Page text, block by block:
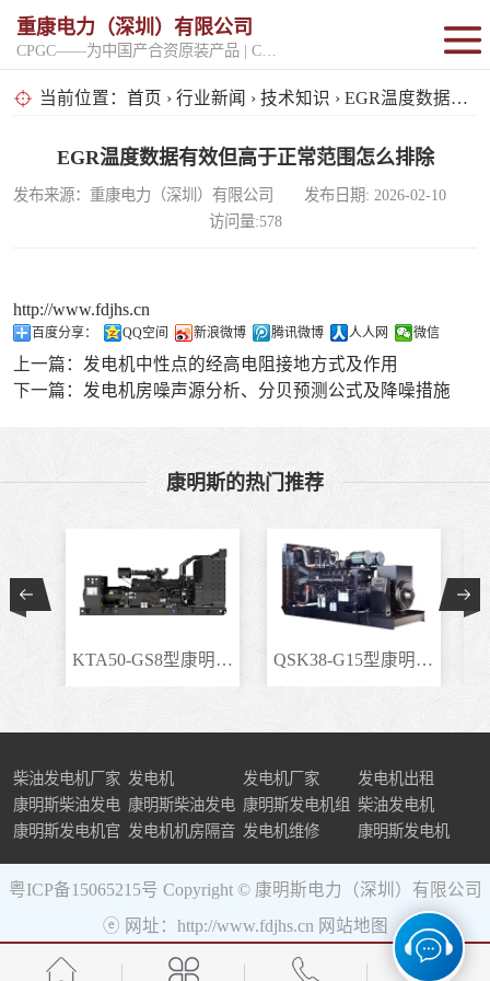
重康电力（深圳）有限公司
当前位置： 首页 › 行业新闻 › 技术知识 › EGR温度数据有效但高于正常范围怎么排除
EGR温度数据有效但高于正常范围怎么排除
发布来源：重康电力（深圳）有限公司 发布日期: 2026-02-10
访问量:578
http://www.fdjhs.cn
百度分享： QQ空间 新浪微博 腾讯微博 人人网 微信
上一篇： 发电机中性点的经高电阻接地方式及作用
下一篇： 发电机房噪声源分析、分贝预测公式及降噪措施
康明斯的热门推荐
KTA50-GS8型康明斯柴.. QSK38-G15型康明斯柴..
柴油发电机厂家 发电机 发电机厂家
发电机出租
康明斯柴油发电
机组
康明斯柴油发电
机
康明斯发电机组 柴油发电机
康明斯发电机官 发电机机房隔音 发电机维修 康明斯发电机
粤ICP备15065215号 Copyright © 康明斯电力（深圳）有限公司
ⓔ 网址：http://www.fdjhs.cn 网站地图
固定开架式
超静音型
移动电站